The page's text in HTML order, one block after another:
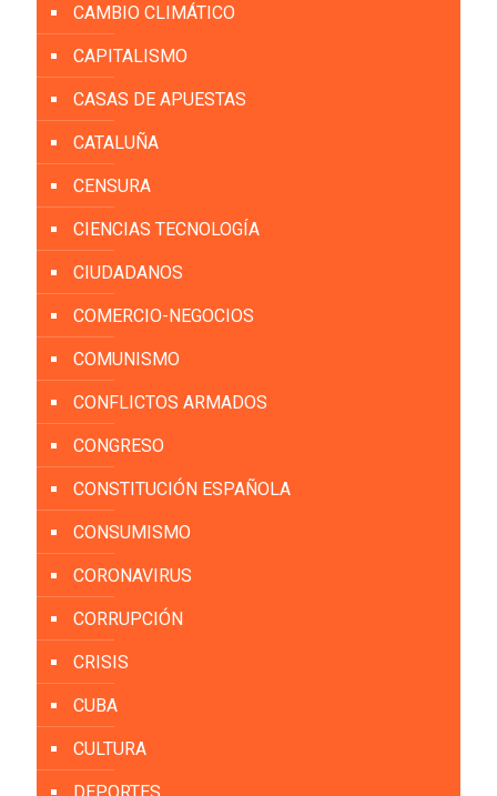
CAMBIO CLIMÁTICO
CAPITALISMO
CASAS DE APUESTAS
CATALUÑA
CENSURA
CIENCIAS TECNOLOGÍA
CIUDADANOS
COMERCIO-NEGOCIOS
COMUNISMO
CONFLICTOS ARMADOS
CONGRESO
CONSTITUCIÓN ESPAÑOLA
CONSUMISMO
CORONAVIRUS
CORRUPCIÓN
CRISIS
CUBA
CULTURA